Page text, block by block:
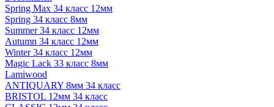
Spring Max 34 класс 12мм
Spring 34 класс 8мм
Summer 34 класс 12мм
Autumn 34 класс 12мм
Winter 34 класс 12мм
Magic Lack 33 класс 8мм
Lamiwood
ANTIQUARY 8мм 34 класс
BRISTOL 12мм 34 класс